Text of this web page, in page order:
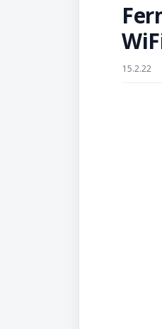
15.2.22